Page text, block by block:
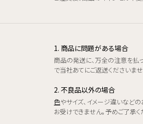
1. 商品に問題がある場合
商品の発送に、万全の注意を払
で当社あてにご返送くださいませ
2. 不良品以外の場合
色やサイズ、イメージ違いなど
お受けできません。予めご了承く